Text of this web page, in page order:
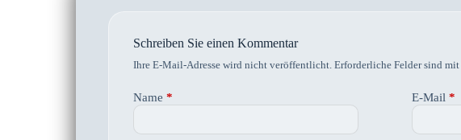
Schreiben Sie einen Kommentar
Ihre E-Mail-Adresse wird nicht veröffentlicht. Erforderliche Felder sind mit
Name * E-Mail*